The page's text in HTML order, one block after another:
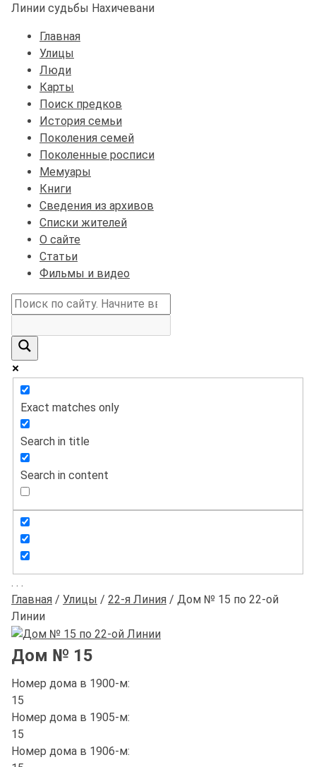
Линии судьбы Нахичевани
Главная
Улицы
Люди
Карты
Поиск предков
История семьи
Поколения семей
Поколенные росписи
Мемуары
Книги
Сведения из архивов
Списки жителей
О сайте
Статьи
Фильмы и видео
Exact matches only
Search in title
Search in content
. . .
Главная / Улицы / 22-я Линия / Дом № 15 по 22-ой
Линии
Дом № 15
Номер дома в 1900-м:
15
Номер дома в 1905-м:
15
Номер дома в 1906-м: